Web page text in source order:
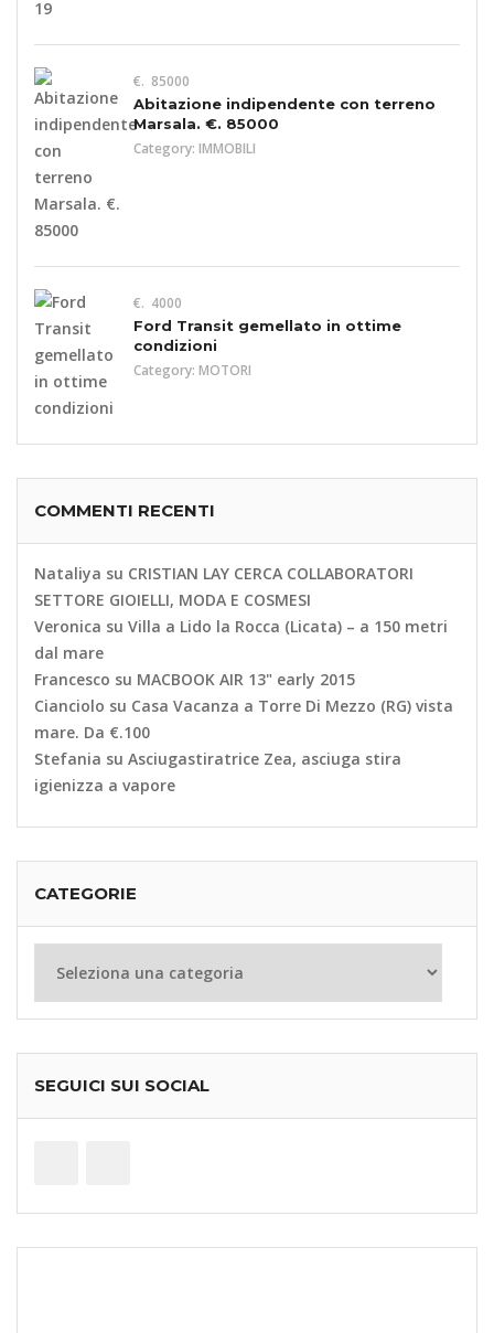
€. 85000
Abitazione indipendente con terreno
Marsala. €. 85000
Category: IMMOBILI
€. 4000
Ford Transit gemellato in ottime
condizioni
Category: MOTORI
COMMENTI RECENTI
Nataliya su CRISTIAN LAY CERCA COLLABORATORI
SETTORE GIOIELLI, MODA E COSMESI
Veronica su Villa a Lido la Rocca (Licata) – a 150 metri
dal mare
Francesco su MACBOOK AIR 13" early 2015
Cianciolo su Casa Vacanza a Torre Di Mezzo (RG) vista
mare. Da €.100
Stefania su Asciugastiratrice Zea, asciuga stira
igienizza a vapore
CATEGORIE
Categorie
SEGUICI SUI SOCIAL